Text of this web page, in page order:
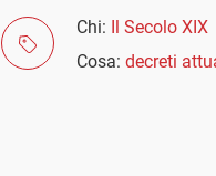
Chi: Il Secolo XIX
Cosa: decreti